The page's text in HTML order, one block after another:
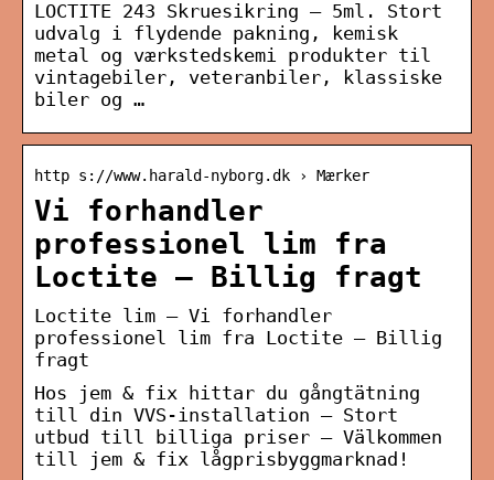
LOCTITE 243 Skruesikring – 5ml. Stort
udvalg i flydende pakning, kemisk
metal og værkstedskemi produkter til
vintagebiler, veteranbiler, klassiske
biler og …
http s://www.harald-nyborg.dk › Mærker
Vi forhandler
professionel lim fra
Loctite – Billig fragt
Loctite lim – Vi forhandler
professionel lim fra Loctite – Billig
fragt
Hos jem & fix hittar du gångtätning
till din VVS-installation – Stort
utbud till billiga priser – Välkommen
till jem & fix lågprisbyggmarknad!